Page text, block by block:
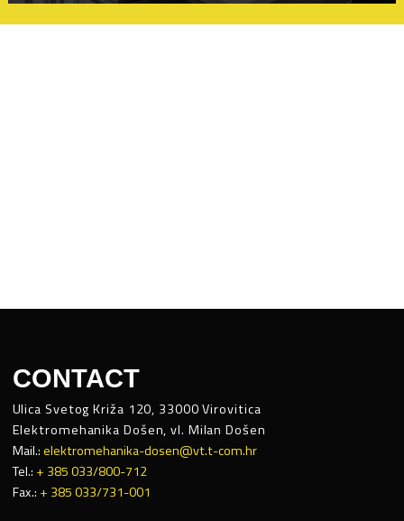
CONTACT
Ulica Svetog Križa 120, 33000 Virovitica
Elektromehanika Došen, vl. Milan Došen
Mail.:elektromehanika-dosen@vt.t-com.hr
Tel.: + 385 033/800-712
Fax.: + 385 033/731-001